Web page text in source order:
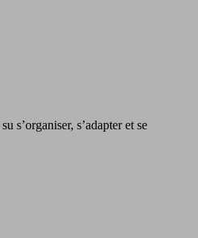
s’organiser, s’adapter et se